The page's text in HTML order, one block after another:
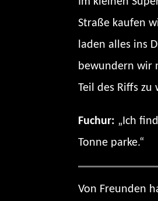
Straße kaufen
laden alles ins
bewundern wir
Teil des Riffs
Fuchur: „Ich
Tonne parke.“
Von Freunden